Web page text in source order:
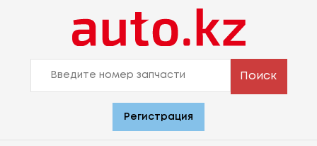
Поиск
Регистрация